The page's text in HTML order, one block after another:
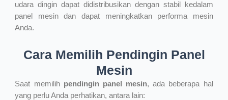
udara dingin dapat didistribusikan dengan stabil kedalam
panel mesin dan dapat meningkatkan performa mesin
Anda.
Cara Memilih Pendingin Panel
Mesin
Saat memilih pendingin panel mesin, ada beberapa hal
yang perlu Anda perhatikan, antara lain: